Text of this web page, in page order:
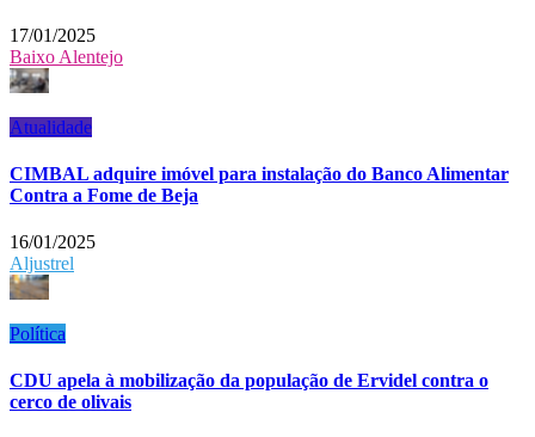
17/01/2025
Baixo Alentejo
Atualidade
CIMBAL adquire imóvel para instalação do Banco Alimentar
Contra a Fome de Beja
16/01/2025
Aljustrel
Política
CDU apela à mobilização da população de Ervidel contra o
cerco de olivais